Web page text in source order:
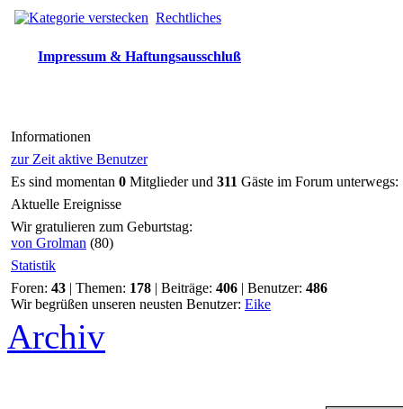
Rechtliches
Impressum & Haftungsausschluß
Informationen
zur Zeit aktive Benutzer
Es sind momentan 0 Mitglieder und 311 Gäste im Forum unterwegs:
Aktuelle Ereignisse
Wir gratulieren zum Geburtstag:
von Grolman (80)
Statistik
Foren: 43 | Themen: 178 | Beiträge: 406 | Benutzer: 486
Wir begrüßen unseren neusten Benutzer: Eike
Archiv